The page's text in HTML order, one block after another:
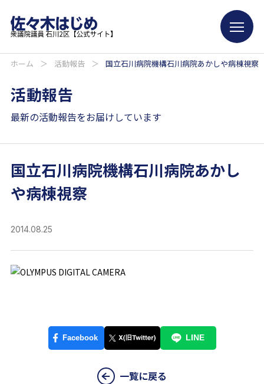
ホーム ＞ 活動報告 ＞ 国立石川病院機構石川病院あかしや病棟視察
活動報告
最新の活動報告をお届けしています
国立石川病院機構石川病院あかし
や病棟視察
2014.08.25
一覧に戻る